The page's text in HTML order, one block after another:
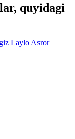
quyidagi
LayloAsror